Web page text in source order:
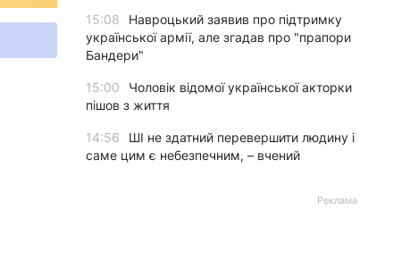
15:08
Навроцький заявив про підтримку
української армії, але згадав про "прапори
Бандери"
15:00
Чоловік відомої української акторки
пішов з життя
14:56
ШІ не здатний перевершити людину і
саме цим є небезпечним, – вчений
Реклама